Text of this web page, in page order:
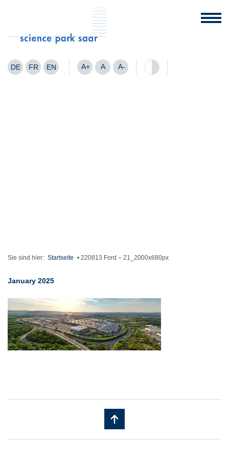
DE FR EN A+ A A-
Sie sind hier: Startseite • 220813 Ford – 21_2000x680px
January 2025